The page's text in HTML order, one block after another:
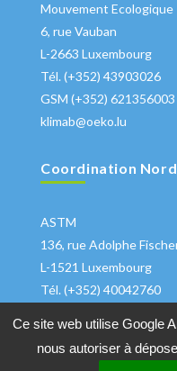
Mouvement Ecologique
6, rue Vauban
L-2663 Luxembourg
Tél. (+352) 43903026
GSM (+352) 621356003
klimab@oeko.lu
Coordination
ASTM
136, rue Adolphe
L-1521 Luxembourg
Tél. (+352) 40042760
Ce site web utilise Google
nous autoriser à